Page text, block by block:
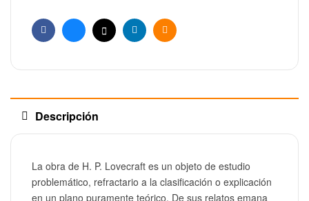
FacebookBlueskyX LinkedinEmail
Descripción
La obra de H. P. Lovecraft es un objeto de estudio
problemático, refractario a la clasificación o explicación
en un plano puramente teórico. De sus relatos emana